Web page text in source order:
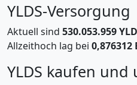
YLDS-Versorgung
Aktuell sind 530.053.959
Allzeithoch lag bei 0,876312
YLDS kaufen und